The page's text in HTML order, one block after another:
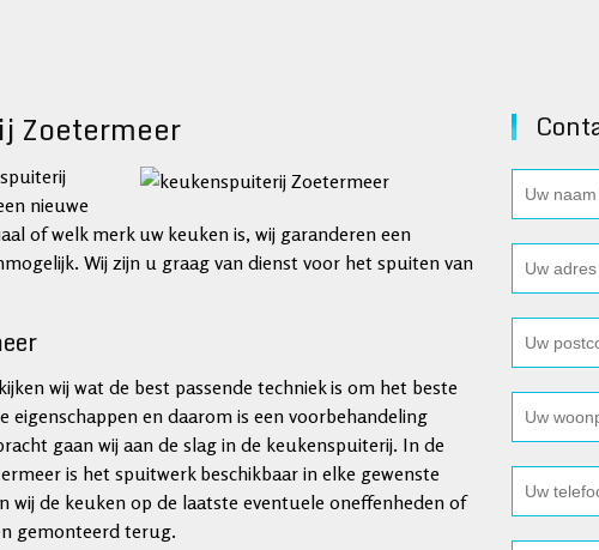
Zoetermeer
nieuwe
of welk merk uw keuken is, wij garanderen een
Wij zijn u graag van dienst voor het spuiten van
wij wat de best passende techniek is om het beste
en daarom is een voorbehandeling
gaan wij aan de slag in de keukenspuiterij. In de
is het spuitwerk beschikbaar in elke gewenste
de keuken op de laatste eventuele oneffenheden of
gemonteerd terug.